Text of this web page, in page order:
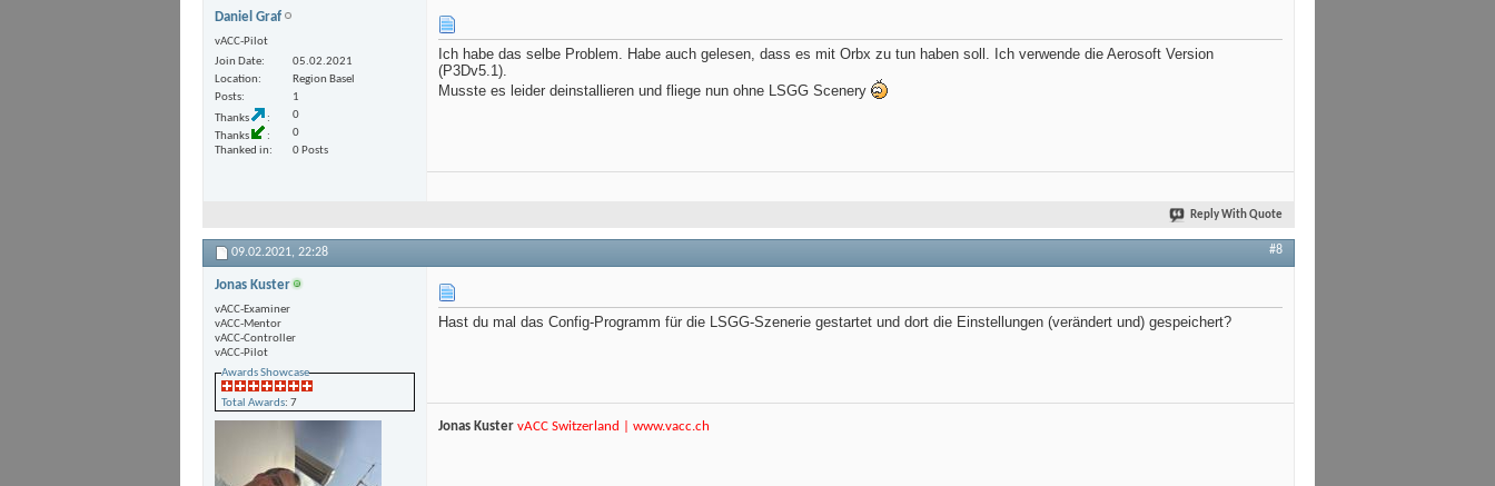
Daniel Graf
vACC-Pilot
Join Date
05.02.2021
Location
Region Basel
Posts
1
Thanks
0
Thanks
0
Thanked in
0 Posts
Ich habe das selbe Problem. Habe auch gelesen, dass es mit Orbx zu tun haben soll. Ich verwende die Aerosoft Version
(P3Dv5.1).
Musste es leider deinstallieren und fliege nun ohne LSGG Scenery
Reply With Quote
09.02.2021, 22:28 #8
Jonas Kuster
vACC-Examiner
vACC-Mentor
vACC-Controller
vACC-Pilot
Awards Showcase
Total Awards: 7
Hast du mal das Config-Programm für die LSGG-Szenerie gestartet und dort die Einstellungen (verändert und) gespeichert?
Jonas Kuster vACC Switzerland | www.vacc.ch